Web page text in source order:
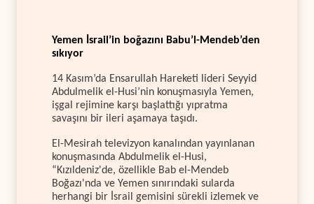
Yemen İsrail’in boğazını Babu’l-Mendeb’den
sıkıyor
14 Kasım’da Ensarullah Hareketi lideri Seyyid
Abdulmelik el-Husi’nin konuşmasıyla Yemen,
işgal rejimine karşı başlattığı yıpratma
savaşını bir ileri aşamaya taşıdı.
El-Mesirah televizyon kanalından yayınlanan
konuşmasında Abdulmelik el-Husi,
“Kızıldeniz'de, özellikle Bab el-Mendeb
Boğazı'nda ve Yemen sınırındaki sularda
herhangi bir İsrail gemisini sürekli izlemek ve